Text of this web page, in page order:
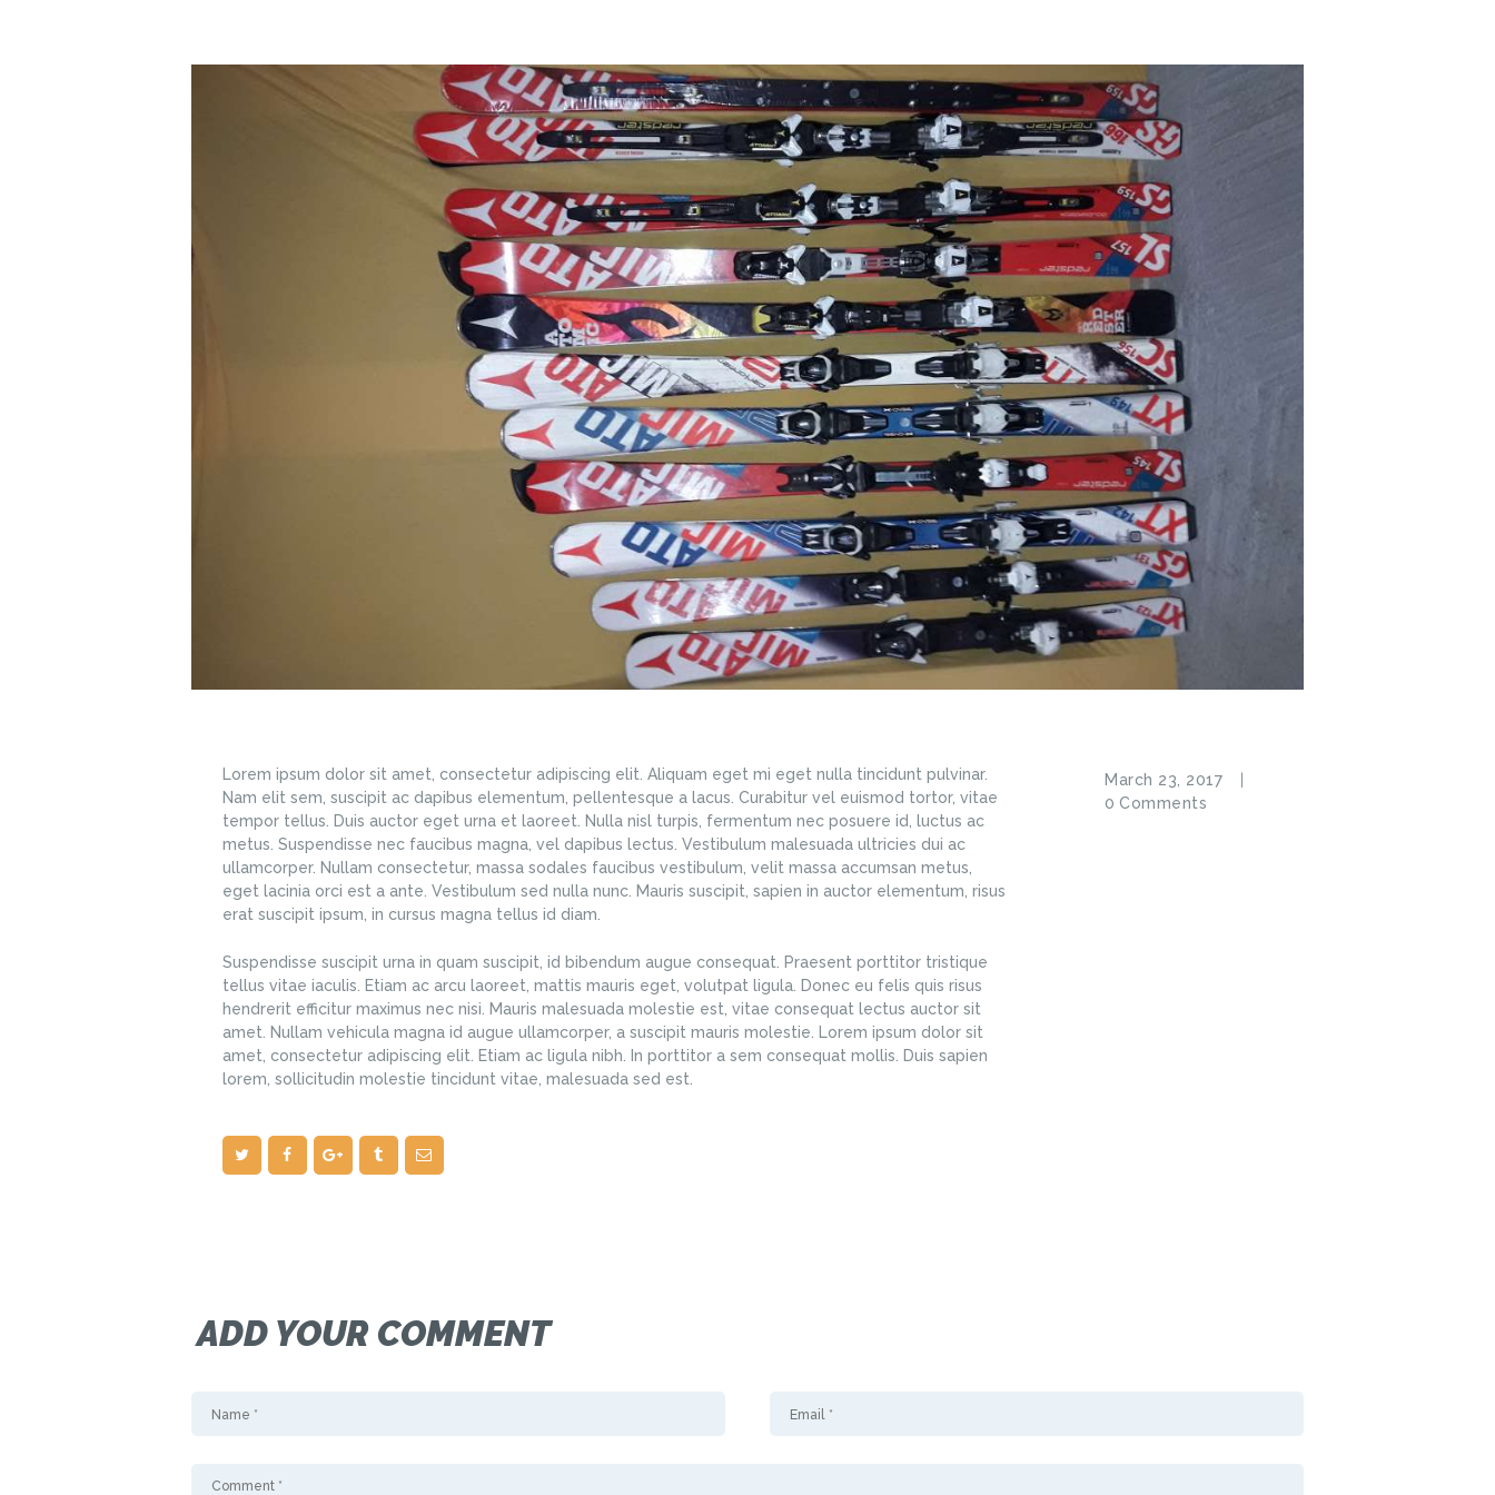
Lorem ipsum dolor sit amet, consectetur adipiscing elit. Aliquam eget mi eget nulla tincidunt pulvinar.
Nam elit sem, suscipit ac dapibus elementum, pellentesque a lacus. Curabitur vel euismod tortor, vitae
tempor tellus. Duis auctor eget urna et laoreet. Nulla nisl turpis, fermentum nec posuere id, luctus ac
metus. Suspendisse nec faucibus magna, vel dapibus lectus. Vestibulum malesuada ultricies dui ac
ullamcorper. Nullam consectetur, massa sodales faucibus vestibulum, velit massa accumsan metus,
eget lacinia orci est a ante. Vestibulum sed nulla nunc. Mauris suscipit, sapien in auctor elementum, risus
erat suscipit ipsum, in cursus magna tellus id diam.
Suspendisse suscipit urna in quam suscipit, id bibendum augue consequat. Praesent porttitor tristique
tellus vitae iaculis. Etiam ac arcu laoreet, mattis mauris eget, volutpat ligula. Donec eu felis quis risus
hendrerit efficitur maximus nec nisi. Mauris malesuada molestie est, vitae consequat lectus auctor sit
amet. Nullam vehicula magna id augue ullamcorper, a suscipit mauris molestie. Lorem ipsum dolor sit
amet, consectetur adipiscing elit. Etiam ac ligula nibh. In porttitor a sem consequat mollis. Duis sapien
lorem, sollicitudin molestie tincidunt vitae, malesuada sed est.
March 23, 2017
0 Comments
ADD YOUR COMMENT